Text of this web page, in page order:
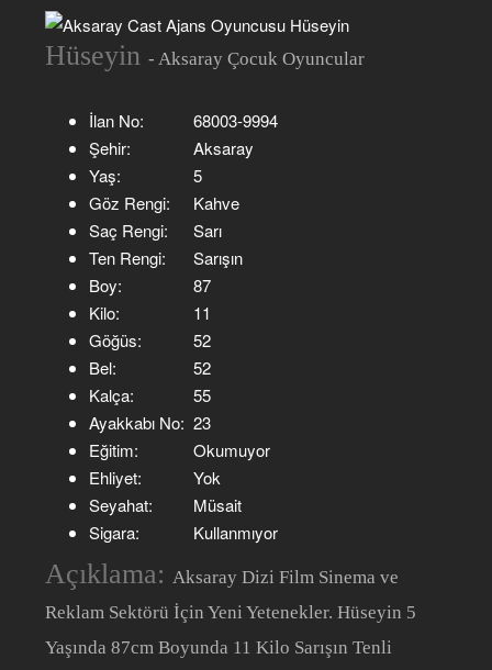
Hüseyin- Aksaray Çocuk Oyuncular
İlan No:
68003-9994
Şehir:
Aksaray
Yaş:
5
Göz Rengi:
Kahve
Saç Rengi:
Sarı
Ten Rengi:
Sarışın
Boy:
87
Kilo:
11
Göğüs:
52
Bel:
52
Kalça:
55
Ayakkabı No: 23
Eğitim:
Okumuyor
Ehliyet:
Yok
Seyahat:
Müsait
Sigara:
Kullanmıyor
Açıklama: Aksaray Dizi Film Sinema ve
Reklam Sektörü İçin Yeni Yetenekler. Hüseyin 5
Yaşında 87cm Boyunda 11 Kilo Sarışın Tenli